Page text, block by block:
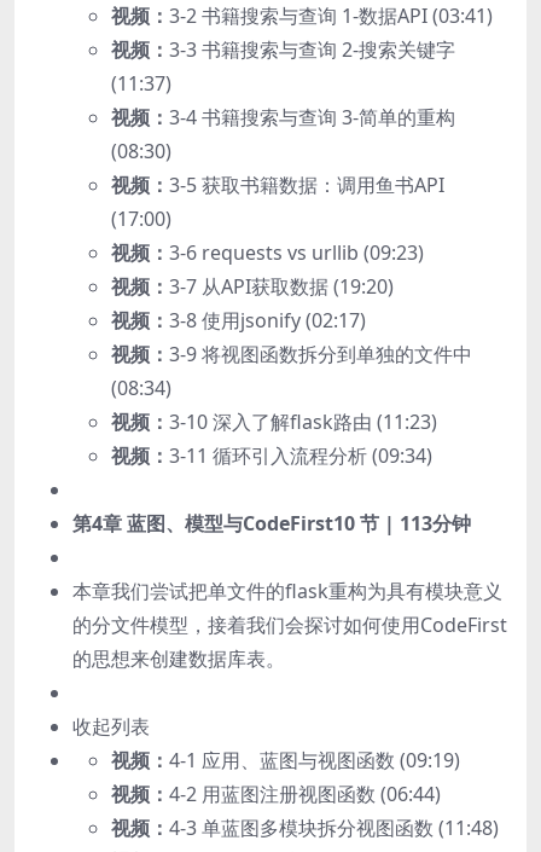
视频： 3-2 书籍搜索与查询 1-数据API (03:41)
视频： 3-3 书籍搜索与查询 2-搜索关键字
(11:37)
视频： 3-4 书籍搜索与查询 3-简单的重构
(08:30)
视频： 3-5 获取书籍数据：调用鱼书API
(17:00)
视频： 3-6 requests vs urllib (09:23)
视频： 3-7 从API获取数据 (19:20)
视频： 3-8 使用jsonify (02:17)
视频： 3-9 将视图函数拆分到单独的文件中
(08:34)
视频： 3-10 深入了解flask路由 (11:23)
视频： 3-11 循环引入流程分析 (09:34)
第4章 蓝图、模型与CodeFirst10 节 | 113分钟
本章我们尝试把单文件的flask重构为具有模块意义
的分文件模型，接着我们会探讨如何使用CodeFirst
的思想来创建数据库表。
收起列表
视频： 4-1 应用、蓝图与视图函数 (09:19)
视频： 4-2 用蓝图注册视图函数 (06:44)
视频： 4-3 单蓝图多模块拆分视图函数 (11:48)